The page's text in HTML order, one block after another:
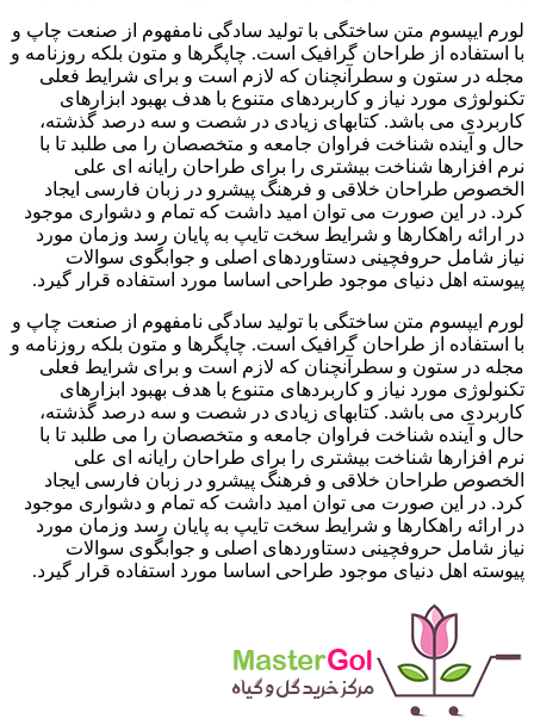
لورم ایپسوم متن ساختگی با تولید سادگی نامفهوم از صنعت چاپ و
با استفاده از طراحان گرافیک است. چاپگرها و متون بلکه روزنامه و
مجله در ستون و سطرآنچنان که لازم است و برای شرایط فعلی
تکنولوژی مورد نیاز و کاربردهای متنوع با هدف بهبود ابزارهای
کاربردی می باشد. کتابهای زیادی در شصت و سه درصد گذشته،
حال و آینده شناخت فراوان جامعه و متخصصان را می طلبد تا با
نرم افزارها شناخت بیشتری را برای طراحان رایانه ای علی
الخصوص طراحان خلاقی و فرهنگ پیشرو در زبان فارسی ایجاد
کرد. در این صورت می توان امید داشت که تمام و دشواری موجود
در ارائه راهکارها و شرایط سخت تایپ به پایان رسد وزمان مورد
نیاز شامل حروفچینی دستاوردهای اصلی و جوابگوی سوالات
پیوسته اهل دنیای موجود طراحی اساسا مورد استفاده قرار گیرد.
لورم ایپسوم متن ساختگی با تولید سادگی نامفهوم از صنعت چاپ و
با استفاده از طراحان گرافیک است. چاپگرها و متون بلکه روزنامه و
مجله در ستون و سطرآنچنان که لازم است و برای شرایط فعلی
تکنولوژی مورد نیاز و کاربردهای متنوع با هدف بهبود ابزارهای
کاربردی می باشد. کتابهای زیادی در شصت و سه درصد گذشته،
حال و آینده شناخت فراوان جامعه و متخصصان را می طلبد تا با
نرم افزارها شناخت بیشتری را برای طراحان رایانه ای علی
الخصوص طراحان خلاقی و فرهنگ پیشرو در زبان فارسی ایجاد
کرد. در این صورت می توان امید داشت که تمام و دشواری موجود
در ارائه راهکارها و شرایط سخت تایپ به پایان رسد وزمان مورد
نیاز شامل حروفچینی دستاوردهای اصلی و جوابگوی سوالات
پیوسته اهل دنیای موجود طراحی اساسا مورد استفاده قرار گیرد.